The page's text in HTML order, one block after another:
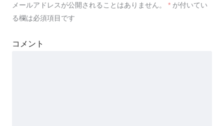
メールアドレスが公開されることはありません。 * が付いてい
る欄は必須項目です
コメント